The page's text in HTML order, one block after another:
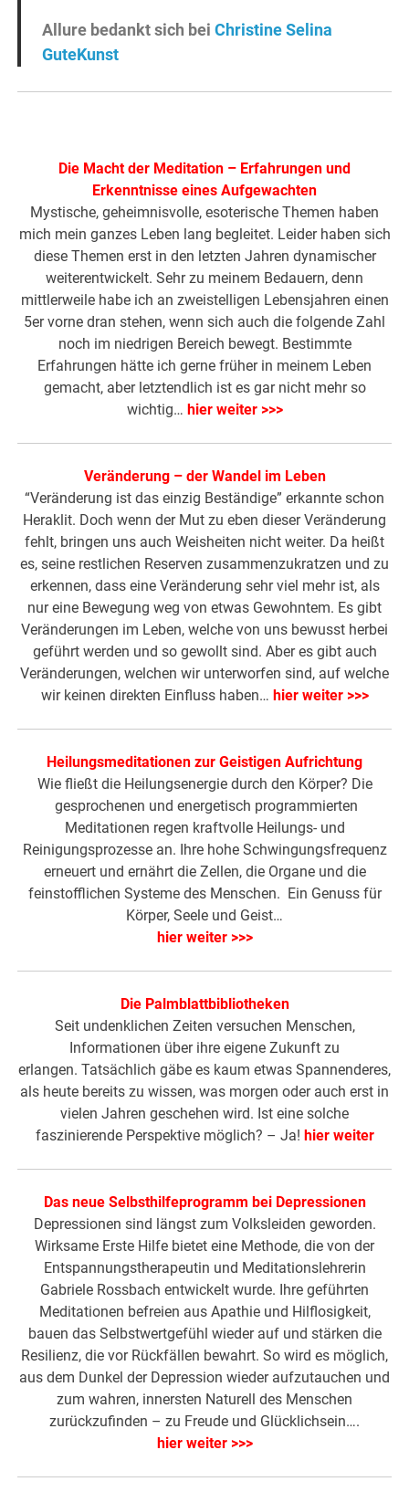
Allure bedankt sich bei Christine Selina
GuteKunst
Die Macht der Meditation – Erfahrungen und
Erkenntnisse eines Aufgewachten
Mystische, geheimnisvolle, esoterische Themen haben
mich mein ganzes Leben lang begleitet. Leider haben sich
diese Themen erst in den letzten Jahren dynamischer
weiterentwickelt. Sehr zu meinem Bedauern, denn
mittlerweile habe ich an zweistelligen Lebensjahren einen
5er vorne dran stehen, wenn sich auch die folgende Zahl
noch im niedrigen Bereich bewegt. Bestimmte
Erfahrungen hätte ich gerne früher in meinem Leben
gemacht, aber letztendlich ist es gar nicht mehr so
wichtig… hier weiter >>>
Veränderung – der Wandel im Leben
“Veränderung ist das einzig Beständige” erkannte schon
Heraklit. Doch wenn der Mut zu eben dieser Veränderung
fehlt, bringen uns auch Weisheiten nicht weiter. Da heißt
es, seine restlichen Reserven zusammenzukratzen und zu
erkennen, dass eine Veränderung sehr viel mehr ist, als
nur eine Bewegung weg von etwas Gewohntem. Es gibt
Veränderungen im Leben, welche von uns bewusst herbei
geführt werden und so gewollt sind. Aber es gibt auch
Veränderungen, welchen wir unterworfen sind, auf welche
wir keinen direkten Einfluss haben… hier weiter >>>
Heilungsmeditationen zur Geistigen Aufrichtung
Wie fließt die Heilungsenergie durch den Körper? Die
gesprochenen und energetisch programmierten
Meditationen regen kraftvolle Heilungs- und
Reinigungsprozesse an. Ihre hohe Schwingungsfrequenz
erneuert und ernährt die Zellen, die Organe und die
feinstofflichen Systeme des Menschen. Ein Genuss für
Körper, Seele und Geist…
hier weiter >>>
Die Palmblattbibliotheken
Seit undenklichen Zeiten versuchen Menschen,
Informationen über ihre eigene Zukunft zu
erlangen. Tatsächlich gäbe es kaum etwas Spannenderes,
als heute bereits zu wissen, was morgen oder auch erst in
vielen Jahren geschehen wird. Ist eine solche
faszinierende Perspektive möglich? – Ja! hier weiter
Das neue Selbsthilfeprogramm bei Depressionen
Depressionen sind längst zum Volksleiden geworden.
Wirksame Erste Hilfe bietet eine Methode, die von der
Entspannungstherapeutin und Meditationslehrerin
Gabriele Rossbach entwickelt wurde. Ihre geführten
Meditationen befreien aus Apathie und Hilflosigkeit,
bauen das Selbstwertgefühl wieder auf und stärken die
Resilienz, die vor Rückfällen bewahrt. So wird es möglich,
aus dem Dunkel der Depression wieder aufzutauchen und
zum wahren, innersten Naturell des Menschen
zurückzufinden – zu Freude und Glücklichsein….
hier weiter >>>